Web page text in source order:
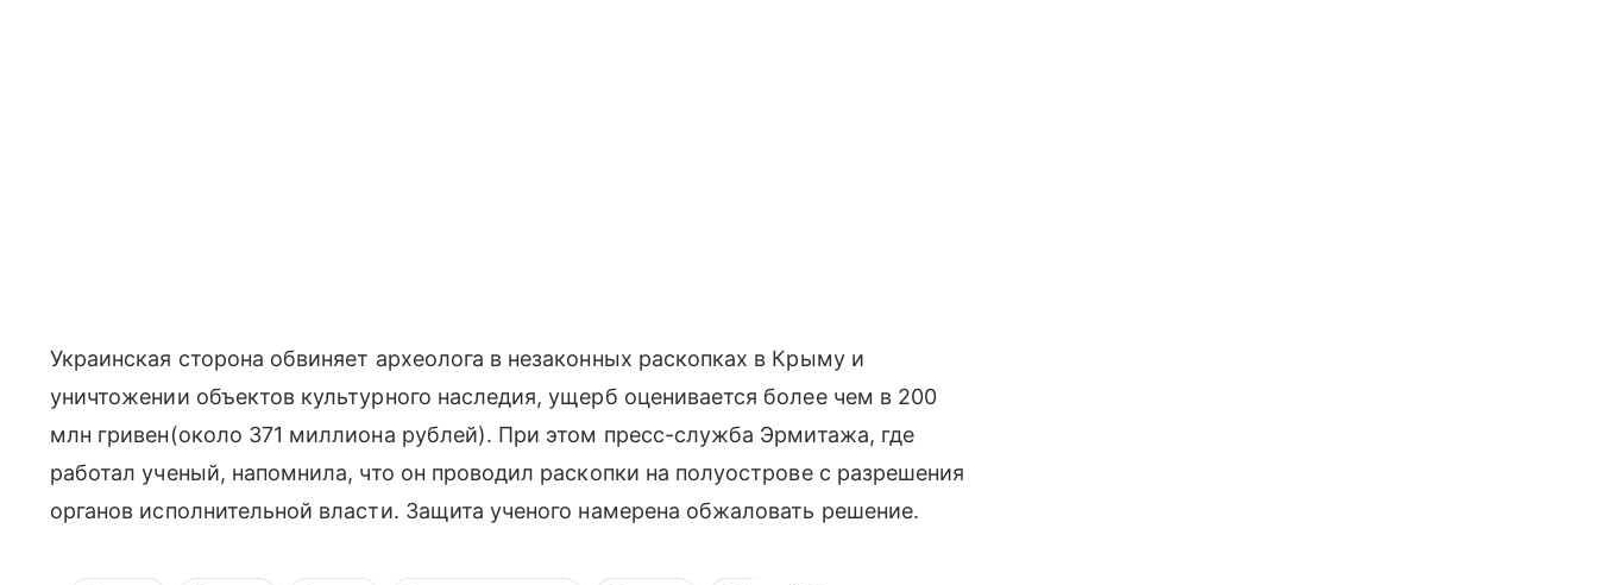
Украинская сторона обвиняет археолога в незаконных раскопках в Крыму и
уничтожении объектов культурного наследия, ущерб оценивается более чем в 200
млн гривен(около 371 миллиона рублей). При этом пресс-служба Эрмитажа, где
работал ученый, напомнила, что он проводил раскопки на полуострове с разрешения
органов исполнительной власти. Защита ученого намерена обжаловать решение.